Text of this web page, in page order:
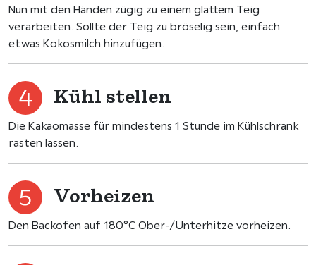
Nun mit den Händen zügig zu einem glattem Teig
verarbeiten. Sollte der Teig zu bröselig sein, einfach
etwas Kokosmilch hinzufügen.
Kühl stellen
Die Kakaomasse für mindestens 1 Stunde im Kühlschrank
rasten lassen.
Vorheizen
Den Backofen auf 180°C Ober-/Unterhitze vorheizen.